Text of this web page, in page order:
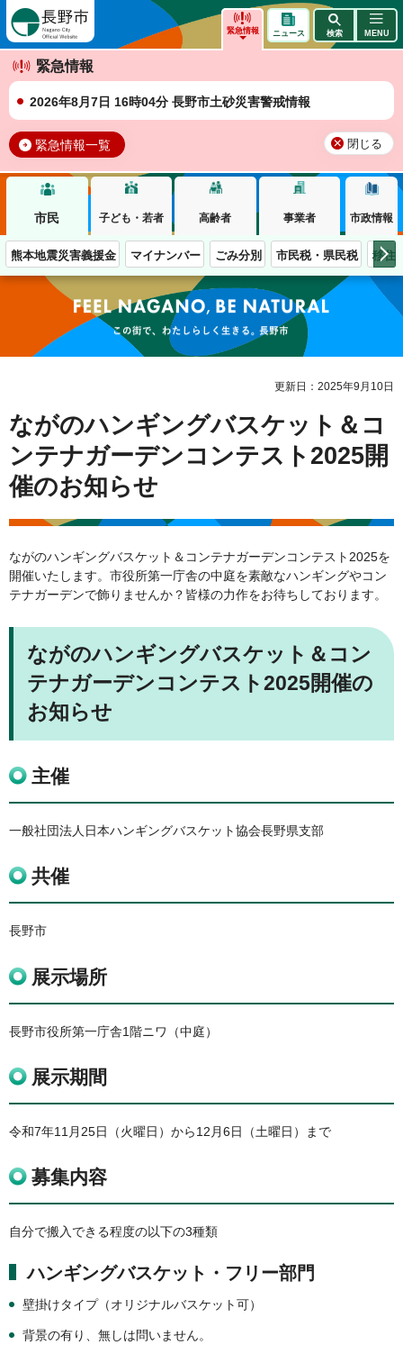
緊急情報
緊急情報
2026年8月7日 16時04分 長野市土砂災害警戒情報
緊急情報一覧 閉じる
ニュース 検索 MENU
市民 子ども・若者 高齢者 事業者 市政情報
熊本地震災害義援金 マイナンバー ごみ分別 市民税・県民税 移住
この街で、わたしらしく生きる。長野市
更新日：2025年9月10日
ながのハンギングバスケット＆コ
ンテナガーデンコンテスト2025開
催のお知らせ
ながのハンギングバスケット＆コンテナガーデンコンテスト2025を
開催いたします。市役所第一庁舎の中庭を素敵なハンギングやコン
テナガーデンで飾りませんか？皆様の力作をお待ちしております。
ながのハンギングバスケット＆コン
テナガーデンコンテスト2025開催の
お知らせ
主催
一般社団法人日本ハンギングバスケット協会長野県支部
共催
長野市
展示場所
長野市役所第一庁舎1階ニワ（中庭）
展示期間
令和7年11月25日（火曜日）から12月6日（土曜日）まで
募集内容
自分で搬入できる程度の以下の3種類
ハンギングバスケット・フリー部門
壁掛けタイプ（オリジナルバスケット可）
背景の有り、無しは問いません。